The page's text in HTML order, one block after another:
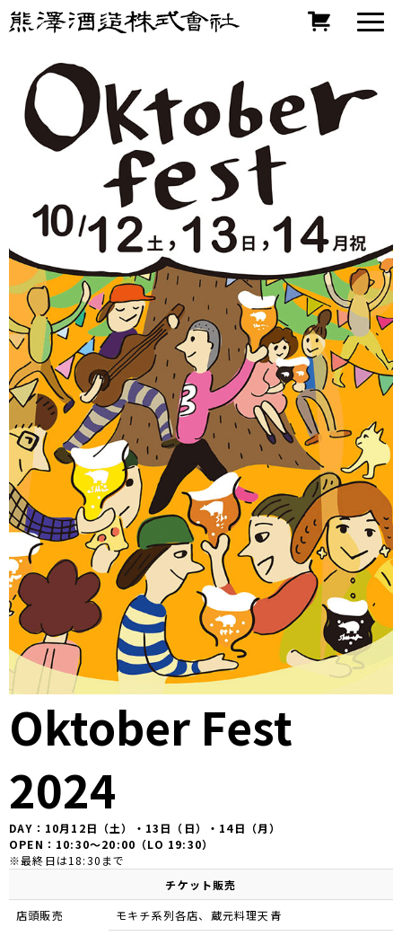
Oktober Fest
2024
DAY：10月12日 （土）・ 13日 （日）・ 14日 （月）
OPEN：10:30～20:00（LO 19:30）
※最終日は18:30まで
チケット販売
店頭販売
モキチ系列各店、蔵元料理天青